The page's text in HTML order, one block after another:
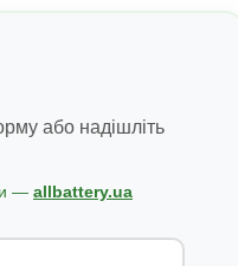
або надішліть
— allbattery.ua